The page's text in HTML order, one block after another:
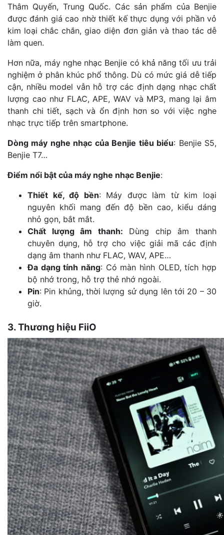
Thâm Quyến, Trung Quốc. Các sản phẩm của Benjie
được đánh giá cao nhờ thiết kế thực dụng với phần vỏ
kim loại chắc chắn, giao diện đơn giản và thao tác dễ
làm quen.
Hơn nữa, máy nghe nhạc Benjie có khả năng tối ưu trải
nghiệm ở phân khúc phổ thông. Dù có mức giá dễ tiếp
cận, nhiều model vẫn hỗ trợ các định dạng nhạc chất
lượng cao như FLAC, APE, WAV và MP3, mang lại âm
thanh chi tiết, sạch và ổn định hơn so với việc nghe
nhạc trực tiếp trên smartphone.
Dòng máy nghe nhạc của Benjie tiêu biểu: Benjie S5,
Benjie T7…
Điểm nổi bật của máy nghe nhạc Benjie:
Thiết kế, độ bền: Máy được làm từ kim loại
nguyên khối mang đến độ bền cao, kiểu dáng
nhỏ gọn, bắt mắt.
Chất lượng âm thanh: Dùng chip âm thanh
chuyên dụng, hỗ trợ cho việc giải mã các định
dạng âm thanh như FLAC, WAV, APE…
Đa dạng tính năng: Có màn hình OLED, tích hợp
bộ nhớ trong, hỗ trợ thẻ nhớ ngoài.
Pin: Pin khủng, thời lượng sử dụng lên tới 20 – 30
giờ.
3. Thương hiệu FiiO